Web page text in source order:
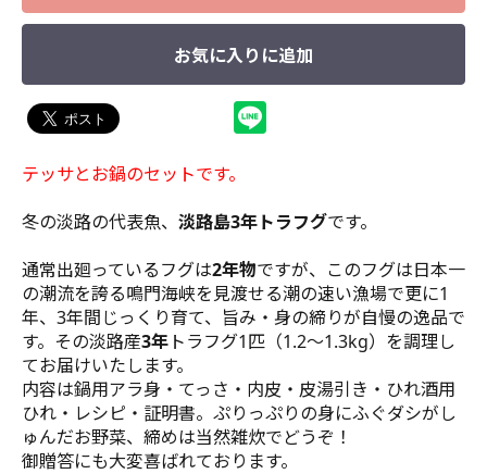
お気に入りに追加
テッサとお鍋のセットです。
冬の淡路の代表魚、 淡路島3年トラフグです。
通常出廻っているフグは2年物ですが、このフグは日本一
の潮流を誇る鳴門海峡を見渡せる潮の速い漁場で更に1
年、3年間じっくり育て、旨み・身の締りが自慢の逸品で
す。その淡路産3年 トラフグ1匹（1.2～1.3kg）を調理し
てお届けいたします。
内容は鍋用アラ身・てっさ・内皮・皮湯引き・ひれ酒用
ひれ・レシピ・証明書。ぷりっぷりの身にふぐダシがし
ゅんだお野菜、締めは当然雑炊でどうぞ！
御贈答にも大変喜ばれております。